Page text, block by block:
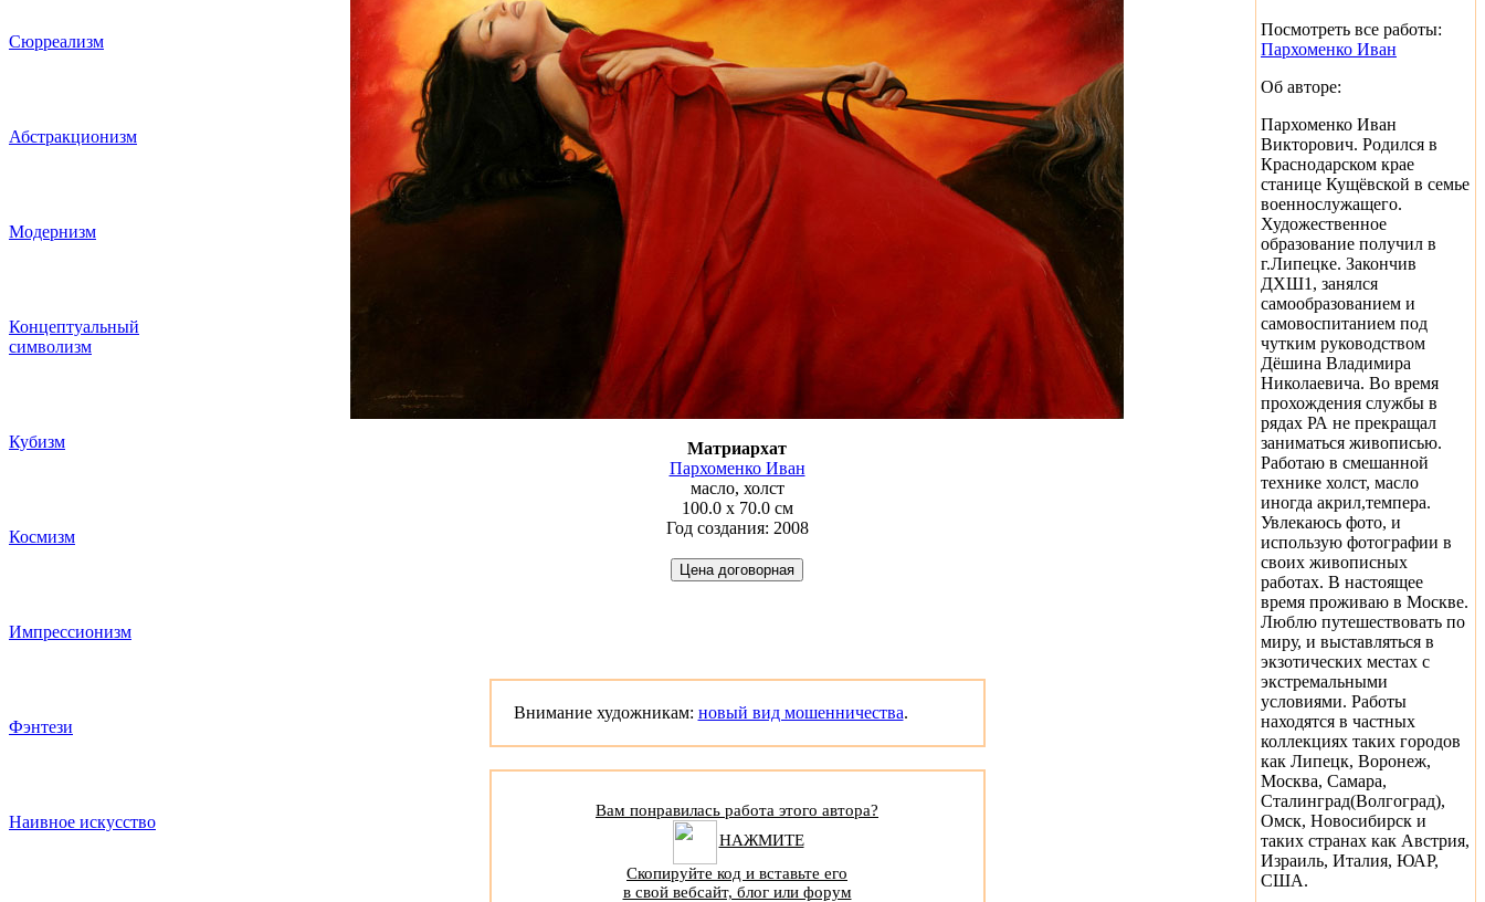
Сюрреализм
Абстракционизм
Модернизм
Концептуальный
символизм
Кубизм
Космизм
Импрессионизм
Фэнтези
Наивное искусство
Матриархат
Пархоменко Иван
масло, холст
100.0 x 70.0 см
Год создания: 2008
Внимание художникам: новый вид мошенничества.
Вам понравилась работа этого автора?
НАЖМИТЕ
Скопируйте код и вставьте его
в свой вебсайт, блог или форум
Посмотреть все работы:
Пархоменко Иван
Об авторе:
Пархоменко Иван
Викторович. Родился в
Краснодарском крае
станице Кущёвской в семье
военнослужащего.
Художественное
образование получил в
г.Липецке. Закончив
ДХШ1, занялся
самообразованием и
самовоспитанием под
чутким руководством
Дёшина Владимира
Николаевича. Во время
прохождения службы в
рядах РА не прекращал
заниматься живописью.
Работаю в смешанной
технике холст, масло
иногда акрил,темпера.
Увлекаюсь фото, и
использую фотографии в
своих живописных
работах. В настоящее
время проживаю в Москве.
Люблю путешествовать по
миру, и выставляться в
экзотических местах с
экстремальными
условиями. Работы
находятся в частных
коллекциях таких городов
как Липецк, Воронеж,
Москва, Самара,
Сталинград(Волгоград),
Омск, Новосибирск и
таких странах как Австрия,
Израиль, Италия, ЮАР,
США.